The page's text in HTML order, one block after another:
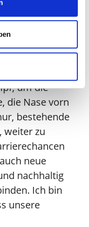
sieht in
“Wir alle
um die
die Nase vorn
bestehende
weiter zu
neue
nachhaltig
Ich bin
unsere